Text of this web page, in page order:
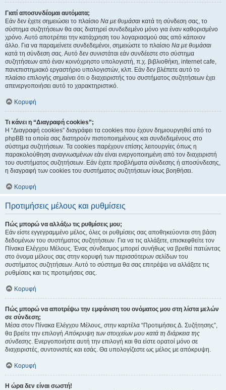
Γιατί αποσυνδέομαι αυτόματα;
Εάν δεν έχετε σημειώσει το πλαίσιο Να με θυμάσαι κατά τη σύνδεση σας, το
σύστημα συζητήσεων θα σας διατηρεί συνδεδεμένο μόνο για έναν καθορισμένο
χρόνο. Αυτό αποτρέπει την κατάχρηση του λογαριασμού σας από κάποιον
άλλο. Για να παραμείνετε συνδεδεμένοι, σημειώστε το πλαίσιο Να με θυμάσαι
κατά τη σύνδεση σας. Αυτό δεν συνιστάται εάν συνδέεστε στο σύστημα
συζητήσεων από έναν κοινόχρηστο υπολογιστή, π.χ. βιβλιοθήκη, internet cafe,
πανεπιστημιακό εργαστήριο υπολογιστών, κλπ. Εάν δεν βλέπετε αυτό το
πλαίσιο επιλογής σημαίνει ότι ο διαχειριστής του συστήματος συζητήσεων έχει
απενεργοποιήσει αυτό το χαρακτηριστικό.
Κορυφή
Τι κάνει η “Διαγραφή cookies”;
Η “Διαγραφή cookies” διαγράφει τα cookies που έχουν δημιουργηθεί από το
phpBB τα οποία σας διατηρούν πιστοποιημένους και συνδεδεμένους στο
σύστημα συζητήσεων. Τα cookies παρέχουν επίσης λειτουργίες όπως η
παρακολούθηση αναγνωσμένων εάν είναι ενεργοποιημένη από τον διαχειριστή
του συστήματος συζητήσεων. Εάν έχετε προβλήματα σύνδεσης ή αποσύνδεσης,
η διαγραφή των cookies του συστήματος συζητήσεων ίσως βοηθήσει.
Κορυφή
Προτιμήσεις μέλους και ρυθμίσεις
Πώς μπορώ να αλλάξω τις ρυθμίσεις μου;
Εάν είστε εγγεγραμμένο μέλος, όλες οι ρυθμίσεις σας αποθηκεύονται στη βάση
δεδομένων του συστήματος συζητήσεων. Για να τις αλλάξετε, επισκεφθείτε τον
Πίνακα Ελέγχου Μέλους. Ένας σύνδεσμος μπορεί συνήθως να βρεθεί πατώντας
στο όνομα μέλους σας στην κορυφή των περισσότερων σελίδων του
συστήματος συζητήσεων. Αυτό το σύστημα θα σας επιτρέψει να αλλάξετε τις
ρυθμίσεις και τις προτιμήσεις σας.
Κορυφή
Πώς μπορώ να αποτρέψω την εμφάνιση του ονόματος μου στη λίστα μελών
σε σύνδεση;
Μέσα στον Πίνακα Ελέγχου Μέλους, στην καρτέλα “Προτιμήσεις Δ. Συζήτησης”,
θα βρείτε την επιλογήΑπόκρυψη των στοιχείων μου κατά τη διάρκεια της
σύνδεσης. Ενεργοποιήστε αυτή την επιλογή και θα είστε ορατοί μόνο σε
διαχειριστές, συντονιστές και εσάς. Θα υπολογίζεστε ως μέλος με απόκρυψη.
Κορυφή
Η ώρα δεν είναι σωστή!